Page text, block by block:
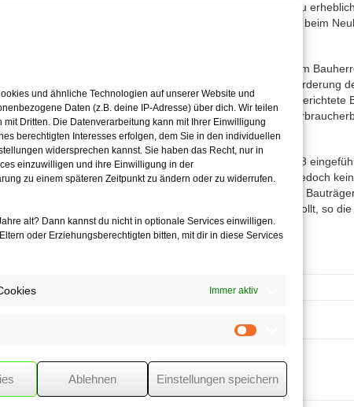
und ähnliche Technologien auf unserer Website und
Daten (z.B. deine IP-Adresse) über dich. Wir teilen
mit Dritten. Die Datenverarbeitung kann mit Ihrer Einwilligung
berechtigten Interesses erfolgen, dem Sie in den individuellen
widersprechen kannst. Sie haben das Recht, nur in
einzuwilligen und ihre Einwilligung in der
zu einem späteren Zeitpunkt zu ändern oder zu widerrufen.
alt? Dann kannst du nicht in optionale Services einwilligen.
oder Erziehungsberechtigten bitten, mit dir in diese Services
Immer aktiv
Ablehnen Einstellungen speichern
Verbraucher zum Bau eines neuen Gebäudes oder zu
dieser Regelung liegt auch dann vor, wenn Bauherren beim
gab es zwischen einem Handwerksunternehmen und einem
des Restbetrags in Höhe von ca. 8.000 €. Auch der Forderung
wollten sie nicht nachkommen. Die hiergegen gerichtete
bereits deshalb nicht, weil es sich hier um einen
bislang keine Einigkeit darüber gibt, ob der Anfang 2018
Aus Gründen des Verbraucherschutzes kann es jedoch
die Leistungen einzeln vergeben würden. Zudem könnten
umgehen. Dies ist vom Gesetzgeber nicht gewollt, so